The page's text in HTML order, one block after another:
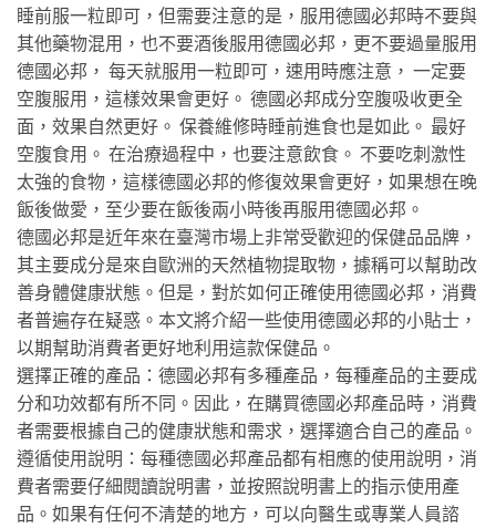
睡前服一粒即可，但需要注意的是，服用德國必邦時不要與
其他藥物混用，也不要酒後服用德國必邦，更不要過量服用
德國必邦， 每天就服用一粒即可，速用時應注意， 一定要
空腹服用，這樣效果會更好。 德國必邦成分空腹吸收更全
面，效果自然更好。 保養維修時睡前進食也是如此。 最好
空腹食用。 在治療過程中，也要注意飲食。 不要吃刺激性
太強的食物，這樣德國必邦的修復效果會更好，如果想在晚
飯後做愛，至少要在飯後兩小時後再服用德國必邦。
德國必邦是近年來在臺灣市場上非常受歡迎的保健品品牌，
其主要成分是來自歐洲的天然植物提取物，據稱可以幫助改
善身體健康狀態。但是，對於如何正確使用德國必邦，消費
者普遍存在疑惑。本文將介紹一些使用德國必邦的小貼士，
以期幫助消費者更好地利用這款保健品。
選擇正確的產品：德國必邦有多種產品，每種產品的主要成
分和功效都有所不同。因此，在購買德國必邦產品時，消費
者需要根據自己的健康狀態和需求，選擇適合自己的產品。
遵循使用說明：每種德國必邦產品都有相應的使用說明，消
費者需要仔細閱讀說明書，並按照說明書上的指示使用產
品。如果有任何不清楚的地方，可以向醫生或專業人員諮